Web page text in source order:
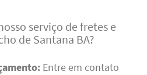
serviço de fretes e
de Santana BA?
Entre em contato